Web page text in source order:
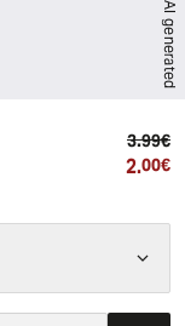
AI generated
3.99€
2.00€